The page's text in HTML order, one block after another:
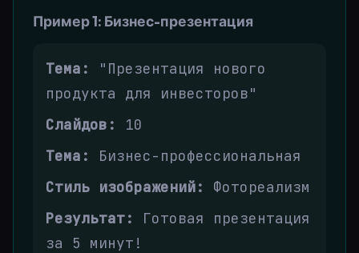
Пример 1: Бизнес-презентация
Тема:
"Презентация нового
продукта для инвесторов"
Слайдов:
10
Тема:
Бизнес-профессиональная
Стиль изображений:
Фотореализм
Результат:
Готовая презентация
за 5 минут!